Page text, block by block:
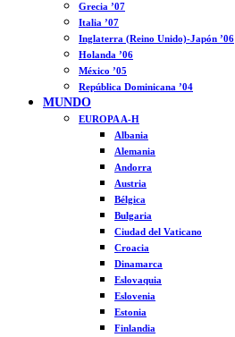
Grecia ’07
Italia ’07
Inglaterra (Reino Unido)-Japón ’06
Holanda ’06
México ’05
República Dominicana ’04
MUNDO
EUROPA A-H
Albania
Alemania
Andorra
Austria
Bélgica
Bulgaria
Ciudad del Vaticano
Croacia
Dinamarca
Eslovaquia
Eslovenia
Estonia
Finlandia